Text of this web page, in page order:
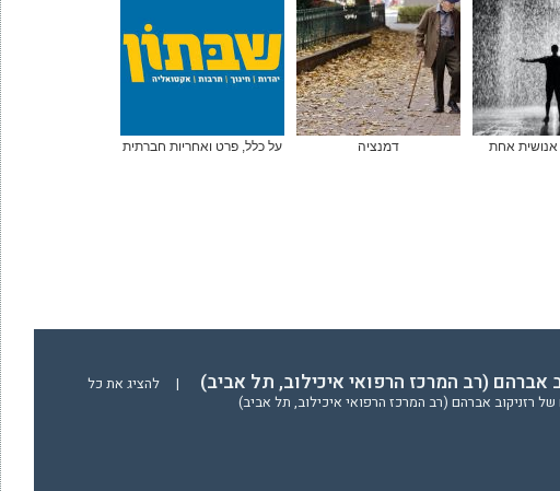
אנושית אחת דמנציה על כלל, פרט ואחריות חברתית
אברהם (רב המרכז הרפואי איכילוב, תל אביב) |
להציג את כל
רזניקוב אברהם (רב המרכז הרפואי איכילוב, תל אביב)